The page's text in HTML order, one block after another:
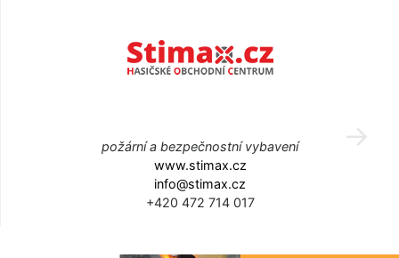
požární a bezpečnostní vybavení
www.stimax.cz
info@stimax.cz
+420 472 714 017